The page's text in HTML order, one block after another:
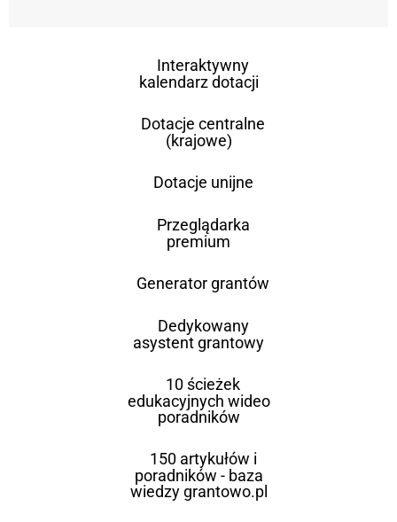
Interaktywny
kalendarz dotacji
Dotacje centralne
(krajowe)
Dotacje unijne
Przeglądarka
premium
Generator grantów
Dedykowany
asystent grantowy
10 ścieżek
edukacyjnych wideo
poradników
150 artykułów i
poradników - baza
wiedzy grantowo.pl